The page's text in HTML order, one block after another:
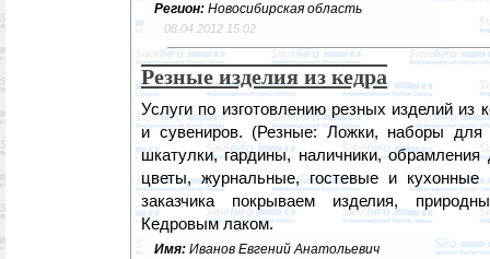
Регион: Новосибирская область
08.04.2012 15:02
Резные изделия из кедра
Услуги по изготовлению резных изделий из
и сувениров. (Резные: Ложки, наборы для
шкатулки, гардины, наличники, обрамления
цветы, журнальные, гостевые и
заказчика покрываем изделия,
Кедровым лаком.
Имя: Иванов Евгений Анатольевич